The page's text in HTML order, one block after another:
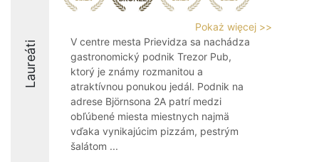
Laureáti
Pokaż więcej >>
V centre mesta Prievidza sa nachádza
gastronomický podnik Trezor Pub,
ktorý je známy rozmanitou a
atraktívnou ponukou jedál. Podnik na
adrese Björnsona 2A patrí medzi
obľúbené miesta miestnych najmä
vďaka vynikajúcim pizzám, pestrým
šalátom ...